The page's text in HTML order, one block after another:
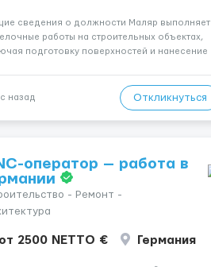
сведения о должности Маляр выполняет
работы на строительных объектах,
подготовку поверхностей и нанесение
приглашения делаем только для
с доказательным портф...
назад Откликнуться
оператор — работа в
- Ремонт -
от 2500 NETTO € Германия